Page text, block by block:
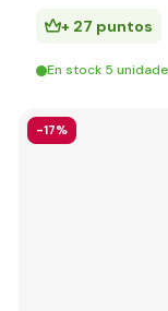
+ 27 puntos
En stock 5
-17%